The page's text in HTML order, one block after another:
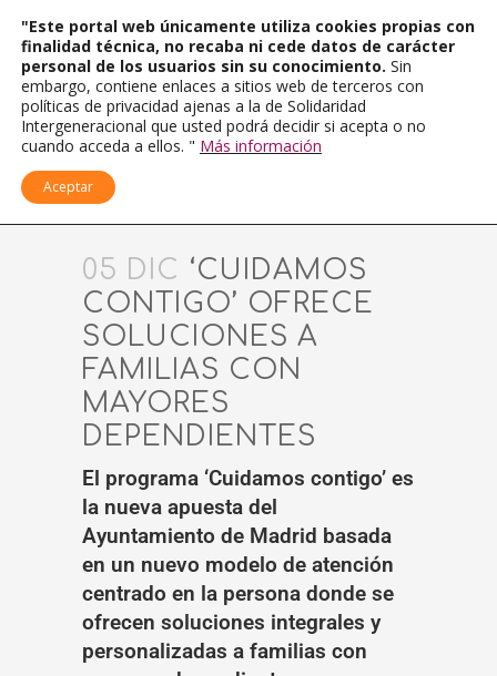
05 DIC ‘CUIDAMOS
CONTIGO’ OFRECE
SOLUCIONES A
FAMILIAS CON
MAYORES
DEPENDIENTES
El programa ‘Cuidamos contigo’ es
la nueva apuesta del
Ayuntamiento de Madrid basada
en un nuevo modelo de atención
centrado en la persona donde se
ofrecen soluciones integrales y
personalizadas a familias con
"Este portal web únicamente utiliza cookies propias con
finalidad técnica, no recaba ni cede datos de carácter
personal de los usuarios sin su conocimiento. Sin
embargo, contiene enlaces a sitios web de terceros con
políticas de privacidad ajenas a la de Solidaridad
Intergeneracional que usted podrá decidir si acepta o no
cuando acceda a ellos. " Más información
Aceptar